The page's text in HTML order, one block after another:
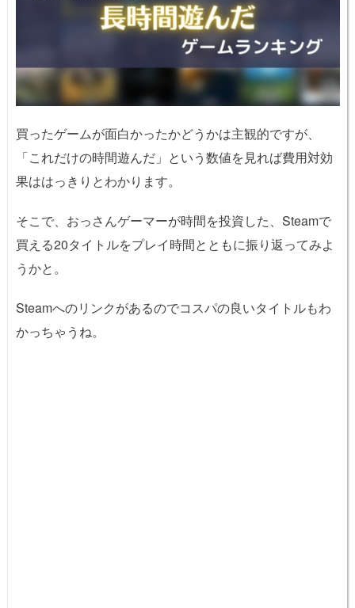
買ったゲームが面白かったかどうかは主観的ですが、
「これだけの時間遊んだ」という数値を見れば費用対効
果ははっきりとわかります。
そこで、おっさんゲーマーが時間を投資した、Steamで
買える20タイトルをプレイ時間とともに振り返ってみよ
うかと。
Steamへのリンクがあるのでコスパの良いタイトルもわ
かっちゃうね。